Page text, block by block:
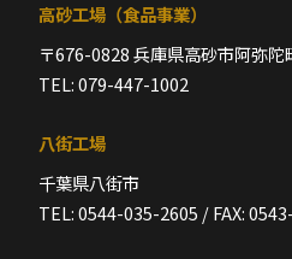
高砂工場（食品事業）
〒676-0828 兵庫県高砂市阿弥
TEL: 079-447-1002
八街工場
千葉県八街市
TEL: 0544-035-2605 / FAX: